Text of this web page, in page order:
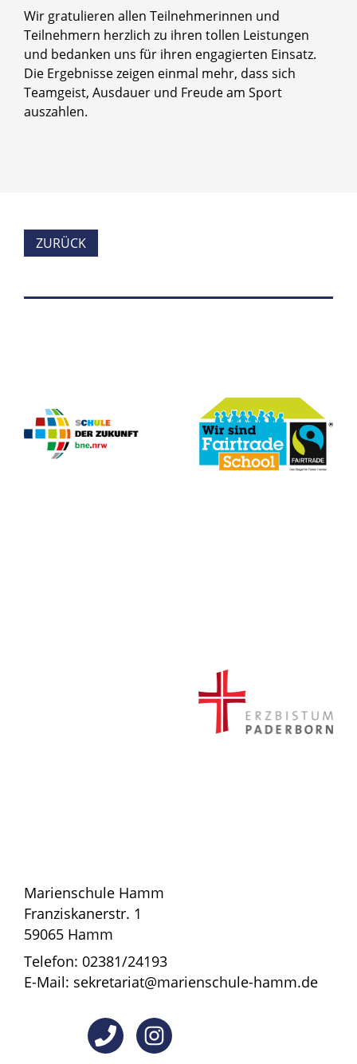
Wir gratulieren allen Teilnehmerinnen und
Teilnehmern herzlich zu ihren tollen Leistungen
und bedanken uns für ihren engagierten Einsatz.
Die Ergebnisse zeigen einmal mehr, dass sich
Teamgeist, Ausdauer und Freude am Sport
auszahlen.
ZURÜCK
Marienschule Hamm
Franziskanerstr. 1
59065 Hamm
Telefon: 02381/24193
E-Mail: sekretariat@marienschule-hamm.de